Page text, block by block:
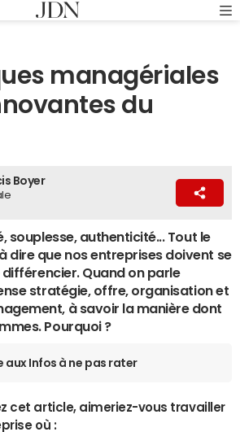
managériales
du
Boyer
souplesse, authenticité... Tout le
dire que nos entreprises doivent se
Quand on parle
stratégie, offre, organisation et
à savoir la manière dont
Pourquoi ?
aux Infos à ne pas rater
cet article, aimeriez-vous travailler
où :